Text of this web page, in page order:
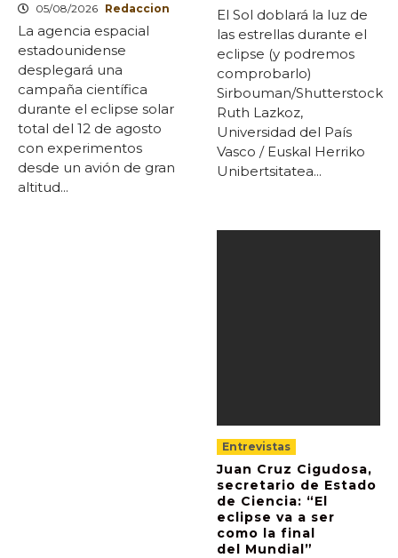
05/08/2026 Redaccion
La agencia espacial
estadounidense
desplegará una
campaña científica
durante el eclipse solar
total del 12 de agosto
con experimentos
desde un avión de gran
altitud...
El Sol doblará la luz de
las estrellas durante el
eclipse (y podremos
comprobarlo)
Sirbouman/Shutterstock
Ruth Lazkoz,
Universidad del País
Vasco / Euskal Herriko
Unibertsitatea...
Entrevistas
Juan Cruz Cigudosa,
secretario de Estado
de Ciencia: “El
eclipse va a ser
como la final
del Mundial”